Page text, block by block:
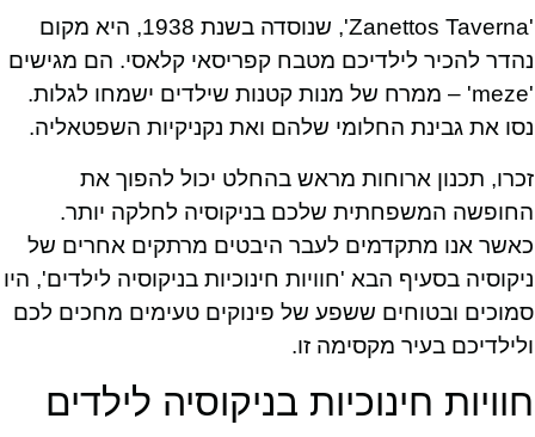
'Zanettos Taverna', שנוסדה בשנת 1938, היא מקום
נהדר להכיר לילדיכם מטבח קפריסאי קלאסי. הם מגישים
'meze' – ממרח של מנות קטנות שילדים ישמחו לגלות.
נסו את גבינת החלומי שלהם ואת נקניקיות השפטאליה.
זכרו, תכנון ארוחות מראש בהחלט יכול להפוך את
החופשה המשפחתית שלכם בניקוסיה לחלקה יותר.
כאשר אנו מתקדמים לעבר היבטים מרתקים אחרים של
ניקוסיה בסעיף הבא 'חוויות חינוכיות בניקוסיה לילדים', היו
סמוכים ובטוחים ששפע של פינוקים טעימים מחכים לכם
ולילדיכם בעיר מקסימה זו.
חוויות חינוכיות בניקוסיה לילדים